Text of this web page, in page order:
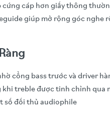
cáp hơn giấy thông
giúp mở rộng góc nghe
cổng bass trước và driver
treble được tinh chỉnh qua
số đối thủ audiophile